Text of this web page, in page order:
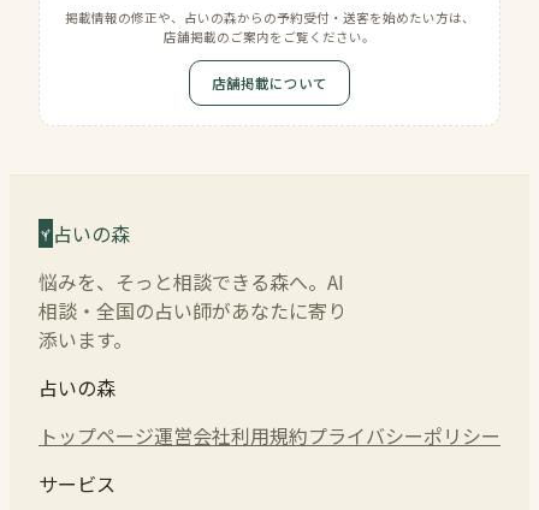
掲載情報の修正や、占いの森からの予約受付・送客を始めたい方は、
店舗掲載のご案内をご覧ください。
店舗掲載について
占いの森
悩みを、そっと相談できる森へ。AI
相談・全国の占い師があなたに寄り
添います。
占いの森
トップページ運営会社利用規約プライバシーポリシー
サービス